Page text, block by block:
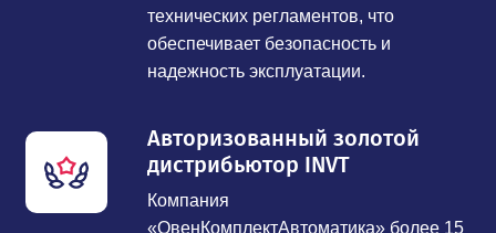
технических регламентов, что
обеспечивает безопасность и
надежность эксплуатации.
Авторизованный золотой
дистрибьютор INVT
Компания
«ОвенКомплектАвтоматика» более 15